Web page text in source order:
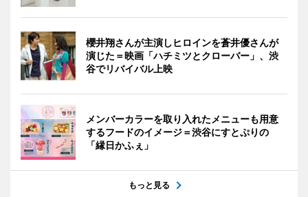
櫻井翔さんが主演しヒロインを蒼井優さんが
演じた＝映画「ハチミツとクローバー」、渋
谷でリバイバル上映
メンバーカラーを取り入れたメニューも用意
するフードのイメージ＝渋谷にすとぷりの
「縁日かふぇ」
もっと見る